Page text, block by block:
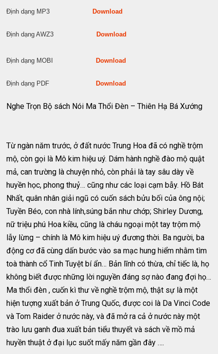
Định dạng MP3 Download
Định dạng AWZ3 Download
Định dạng MOBI Download
Định dạng PDF Download
Nghe Trọn Bộ sách Nói Ma Thổi Đèn – Thiên Hạ Bá Xướng
Từ ngàn năm trước, ở đất nước Trung Hoa đã có nghề trộm
mộ, còn gọi là Mô kim hiệu uý. Dám hành nghề đào mộ quật
mả, can trường là chuyện nhỏ, còn phải là tay sâu dày về
huyền học, phong thuỷ… cũng như các loại cạm bẫy. Hồ Bát
Nhất, quân nhân giải ngũ có cuốn sách bửu bối của ông nội;
Tuyền Béo, con nhà lính,súng bắn như chớp; Shirley Dương,
nữ triệu phú Hoa kiều, cũng là cháu ngoại một tay trộm mộ
lẫy lừng – chính là Mô kim hiệu uý đương thời. Ba người, ba
động cơ đã cùng dấn bước vào sa mạc hung hiểm nhằm tìm
toà thành cổ Tinh Tuyệt bí ẩn… Bản lĩnh có thừa, chỉ tiếc là, họ
không biết được những lời nguyền đáng sợ nào đang đợi họ…
Ma thổi đèn , cuốn kì thư về nghề trộm mộ, thật sự là một
hiện tượng xuất bản ở Trung Quốc, được coi là Da Vinci Code
và Tom Raider ở nước này, và đã mở ra cả ở nước này một
trào lưu ganh đua xuất bản tiểu thuyết và sách về mồ mả
huyền thuật ở đại lục suốt mấy năm gần đây ….